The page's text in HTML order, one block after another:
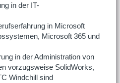
in der IT-
in Microsoft
Microsoft 365 und
in der Administration von
vorzugsweise SolidWorks,
Windchill sind